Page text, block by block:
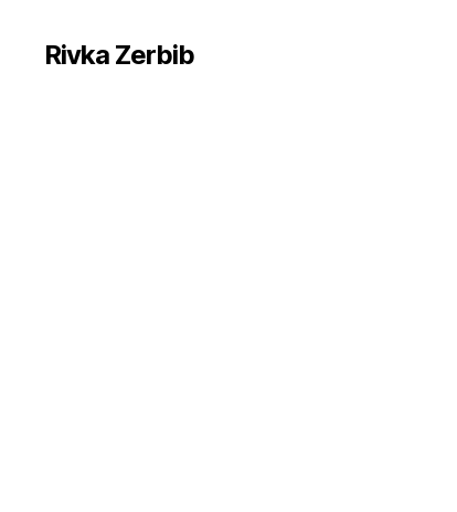
Rivka Zerbib